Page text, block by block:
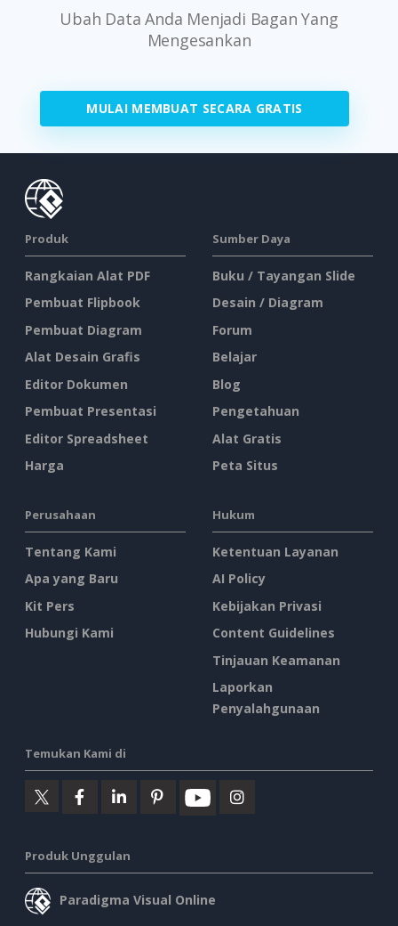
Ubah Data Anda Menjadi Bagan Yang
Mengesankan
MULAI MEMBUAT SECARA GRATIS
Produk
Rangkaian Alat PDF
Pembuat Flipbook
Pembuat Diagram
Alat Desain Grafis
Editor Dokumen
Pembuat Presentasi
Editor Spreadsheet
Harga
Sumber Daya
Buku / Tayangan Slide
Desain / Diagram
Forum
Belajar
Blog
Pengetahuan
Alat Gratis
Peta Situs
Perusahaan
Tentang Kami
Apa yang Baru
Kit Pers
Hubungi Kami
Hukum
Ketentuan Layanan
AI Policy
Kebijakan Privasi
Content Guidelines
Tinjauan Keamanan
Laporkan
Penyalahgunaan
Temukan Kami di
Produk Unggulan
Paradigma Visual Online